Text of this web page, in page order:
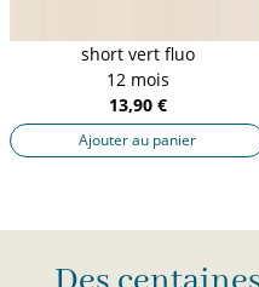
short vert fluo
12 mois
13,90 €
Ajouter au panier